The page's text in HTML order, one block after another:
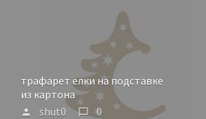
трафарет елки на подставке
из картона
person shut0 chat_bubble_outline 0